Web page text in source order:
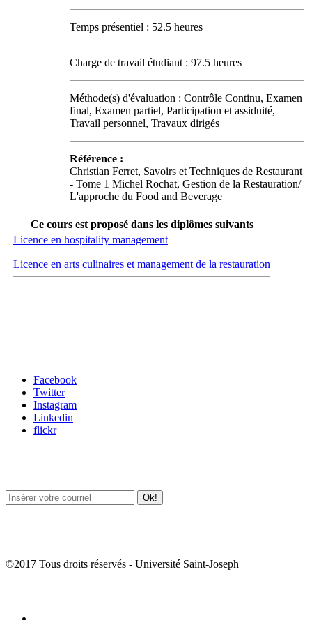
Temps présentiel : 52.5 heures
Charge de travail étudiant : 97.5 heures
Méthode(s) d'évaluation : Contrôle Continu, Examen
final, Examen partiel, Participation et assiduité,
Travail personnel, Travaux dirigés
Référence :
Christian Ferret, Savoirs et Techniques de Restaurant
- Tome 1 Michel Rochat, Gestion de la Restauration/
L'approche du Food and Beverage
Ce cours est proposé dans les diplômes suivants
Licence en hospitality management
Licence en arts culinaires et management de la restauration
Facebook
Twitter
Instagram
Linkedin
flickr
©2017 Tous droits réservés - Université Saint-Joseph